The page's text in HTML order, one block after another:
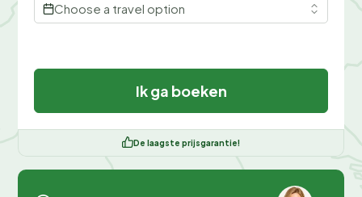
Choose a travel option
Ik ga boeken
De laagste prijsgarantie!